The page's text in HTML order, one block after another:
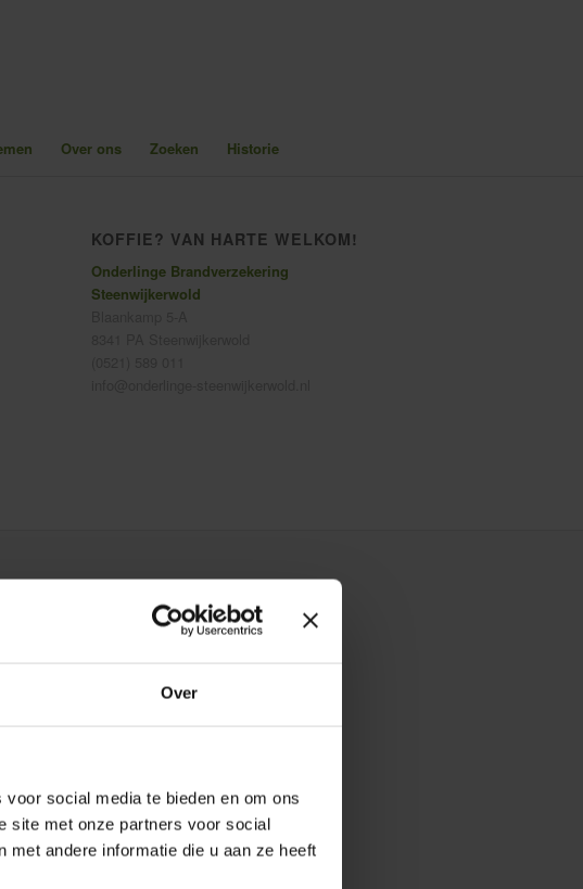
Over
social media te bieden en om ons
site met onze partners voor social
met andere informatie die u aan ze heeft
Over ons Zoeken Historie
KOFFIE? VAN HARTE WELKOM!
Onderlinge Brandverzekering
Steenwijkerwold